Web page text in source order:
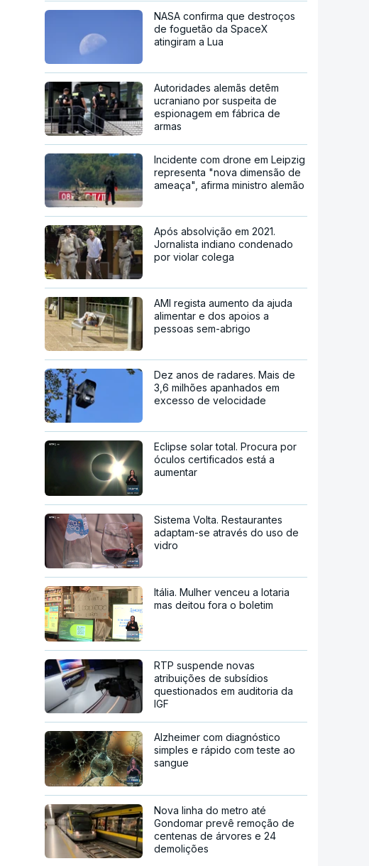
NASA confirma que destroços
de foguetão da SpaceX
atingiram a Lua
Autoridades alemãs detêm
ucraniano por suspeita de
espionagem em fábrica de
armas
Incidente com drone em Leipzig
representa "nova dimensão de
ameaça", afirma ministro alemão
Após absolvição em 2021.
Jornalista indiano condenado
por violar colega
AMI regista aumento da ajuda
alimentar e dos apoios a
pessoas sem-abrigo
Dez anos de radares. Mais de
3,6 milhões apanhados em
excesso de velocidade
Eclipse solar total. Procura por
óculos certificados está a
aumentar
Sistema Volta. Restaurantes
adaptam-se através do uso de
vidro
Itália. Mulher venceu a lotaria
mas deitou fora o boletim
RTP suspende novas
atribuições de subsídios
questionados em auditoria da
IGF
Alzheimer com diagnóstico
simples e rápido com teste ao
sangue
Nova linha do metro até
Gondomar prevê remoção de
centenas de árvores e 24
demolições